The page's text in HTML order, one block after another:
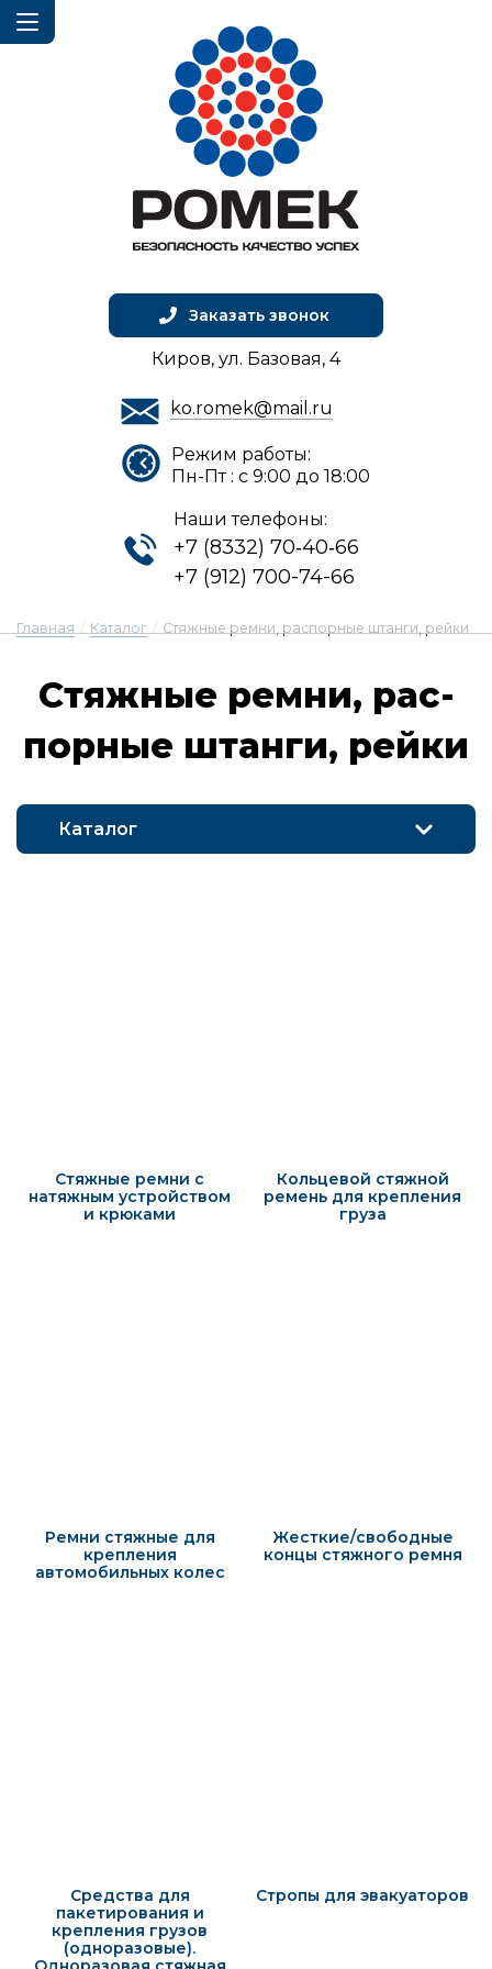
Наши телефоны:
+7 (8332) 70‑40‑66
+7 (912) 700-74-66
ko.romek@mail.ru
Режим работы:
Пн-Пт : с 9:00 до 18:00
Заказать звонок
Киров, ул. Базовая, 4
Главная / Каталог / Стяжные ремни, распорные штанги, рейки
Стяж­ные рем­ни, рас­
порные штан­ги, рей­ки
Каталог
Стяжные ремни с
натяжным устройством
и крюками
Кольцевой стяжной
ремень для крепления
груза
Ремни стяжные для
крепления
автомобильных колес
Жесткие/свободные
концы стяжного ремня
Средства для
пакетирования и
крепления грузов
(одноразовые).
Стропы для эвакуаторов